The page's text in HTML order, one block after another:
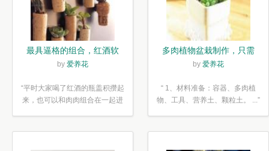
最具逼格的组合，红酒软
木塞diy多肉植物盆栽
by 爱养花
“平时大家喝了红酒的瓶盖积攒起
来，也可以和肉肉组合在一起进
多肉植物盆栽制作，只需
简单6步
by 爱养花
“ 1、材料准备：容器、多肉植
物、工具、营养土、颗粒土。 ...”